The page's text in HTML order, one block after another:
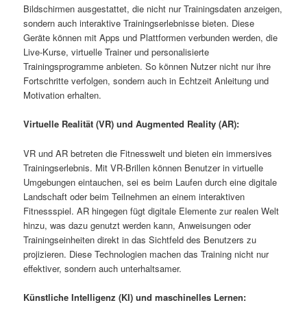
Bildschirmen ausgestattet, die nicht nur Trainingsdaten anzeigen,
sondern auch interaktive Trainingserlebnisse bieten. Diese
Geräte können mit Apps und Plattformen verbunden werden, die
Live-Kurse, virtuelle Trainer und personalisierte
Trainingsprogramme anbieten. So können Nutzer nicht nur ihre
Fortschritte verfolgen, sondern auch in Echtzeit Anleitung und
Motivation erhalten.
Virtuelle Realität (VR) und Augmented Reality (AR):
VR und AR betreten die Fitnesswelt und bieten ein immersives
Trainingserlebnis. Mit VR-Brillen können Benutzer in virtuelle
Umgebungen eintauchen, sei es beim Laufen durch eine digitale
Landschaft oder beim Teilnehmen an einem interaktiven
Fitnessspiel. AR hingegen fügt digitale Elemente zur realen Welt
hinzu, was dazu genutzt werden kann, Anweisungen oder
Trainingseinheiten direkt in das Sichtfeld des Benutzers zu
projizieren. Diese Technologien machen das Training nicht nur
effektiver, sondern auch unterhaltsamer.
Künstliche Intelligenz (KI) und maschinelles Lernen: